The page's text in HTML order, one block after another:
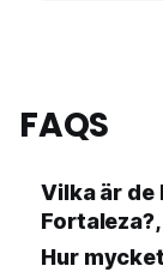
FAQS
Vilka är de
Fortaleza?,
Hur